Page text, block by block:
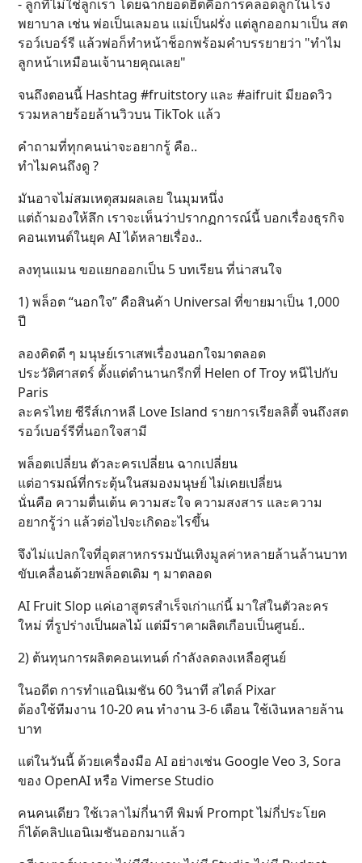
- ลูกที่ไม่ใช่ลูกเรา โดยฉากยอดฮิตคือการคลอดลูกในโรง
พยาบาล เช่น พ่อเป็นเลมอน แม่เป็นฝรั่ง แต่ลูกออกมาเป็น สต
รอว์เบอร์รี แล้วพ่อก็ทำหน้าช็อกพร้อมคำบรรยายว่า "ทำไม
ลูกหน้าเหมือนเจ้านายคุณเลย"
จนถึงตอนนี้ Hashtag #fruitstory และ #aifruit มียอดวิว
รวมหลายร้อยล้านวิวบน TikTok แล้ว
คำถามที่ทุกคนน่าจะอยากรู้ คือ..
ทำไมคนถึงดู ?
มันอาจไม่สมเหตุสมผลเลย ในมุมหนึ่ง
แต่ถ้ามองให้ลึก เราจะเห็นว่าปรากฏการณ์นี้ บอกเรื่องธุรกิจ
คอนเทนต์ในยุค AI ได้หลายเรื่อง..
ลงทุนแมน ขอแยกออกเป็น 5 บทเรียน ที่น่าสนใจ
1) พล็อต “นอกใจ” คือสินค้า Universal ที่ขายมาเป็น 1,000
ปี
ลองคิดดี ๆ มนุษย์เราเสพเรื่องนอกใจมาตลอด
ประวัติศาสตร์ ตั้งแต่ตำนานกรีกที่ Helen of Troy หนีไปกับ
Paris
ละครไทย ซีรีส์เกาหลี Love Island รายการเรียลลิตี้ จนถึงสต
รอว์เบอร์รีที่นอกใจสามี
พล็อตเปลี่ยน ตัวละครเปลี่ยน ฉากเปลี่ยน
แต่อารมณ์ที่กระตุ้นในสมองมนุษย์ ไม่เคยเปลี่ยน
นั่นคือ ความตื่นเต้น ความสะใจ ความสงสาร และความ
อยากรู้ว่า แล้วต่อไปจะเกิดอะไรขึ้น
จึงไม่แปลกใจที่อุตสาหกรรมบันเทิงมูลค่าหลายล้านล้านบาท
ขับเคลื่อนด้วยพล็อตเดิม ๆ มาตลอด
AI Fruit Slop แค่เอาสูตรสำเร็จเก่าแก่นี้ มาใส่ในตัวละคร
ใหม่ ที่รูปร่างเป็นผลไม้ แต่มีราคาผลิตเกือบเป็นศูนย์..
2) ต้นทุนการผลิตคอนเทนต์ กำลังลดลงเหลือศูนย์
ในอดีต การทำแอนิเมชัน 60 วินาที สไตล์ Pixar
ต้องใช้ทีมงาน 10-20 คน ทำงาน 3-6 เดือน ใช้เงินหลายล้าน
บาท
แต่ในวันนี้ ด้วยเครื่องมือ AI อย่างเช่น Google Veo 3, Sora
ของ OpenAI หรือ Vimerse Studio
คนคนเดียว ใช้เวลาไม่กี่นาที พิมพ์ Prompt ไม่กี่ประโยค
ก็ได้คลิปแอนิเมชันออกมาแล้ว